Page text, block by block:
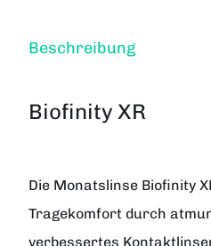
Beschreibung
Biofinity XR
Die Monatslinse Biofinity
Tragekomfort durch
verbessertes